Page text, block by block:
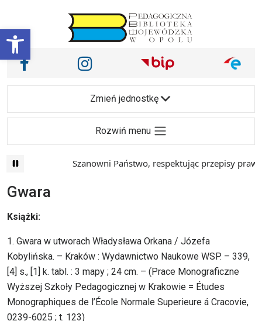
Otwórz pasek narzędzi
Main Navigation
Nasze media społecznościowe i inne
Facebook Instagram
Zmień jednostkę
Rozwiń menu
Szanowni Państwo, respektując przepisy prawa i
Gwara
Książki:
1. Gwara w utworach Władysława Orkana / Józefa
Kobylińska. – Kraków : Wydawnictwo Naukowe WSP. – 339,
[4] s., [1] k. tabl. : 3 mapy ; 24 cm. – (Prace Monograficzne
Wyższej Szkoły Pedagogicznej w Krakowie = Études
Monographiques de l’École Normale Superieure á Cracovie,
0239-6025 ; t. 123)